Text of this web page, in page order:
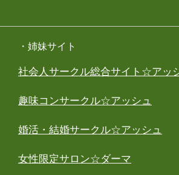
・姉妹サイト
社会人サークル総合サイト☆アッ
趣味コンサークル☆アッシュ
婚活・結婚サークル☆アッシュ
女性限定サロン☆ダーマ